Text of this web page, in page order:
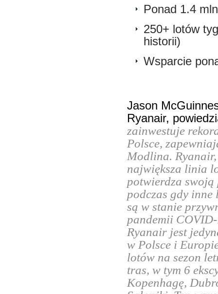
Ponad 1.4
250+ lotów
historii)
Wsparcie
Jason
Ryanair,
zainwestuje
Polsce,
Modlina.
największa linia
potwierdza swoją
podczas gdy
są w stanie
pandemii
Ryanair jest
w Polsce i
lotów na sezon
tras, w tym 6
Kopenhagę,